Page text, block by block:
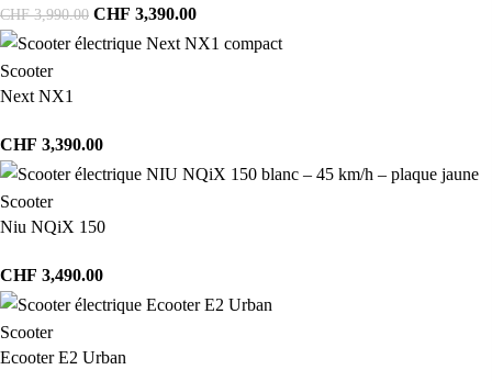
CHF3,990.00 CHF 3,390.00
Scooter
Next NX1
CHF 3,390.00
Scooter
Niu NQiX 150
CHF 3,490.00
Scooter
Ecooter E2 Urban